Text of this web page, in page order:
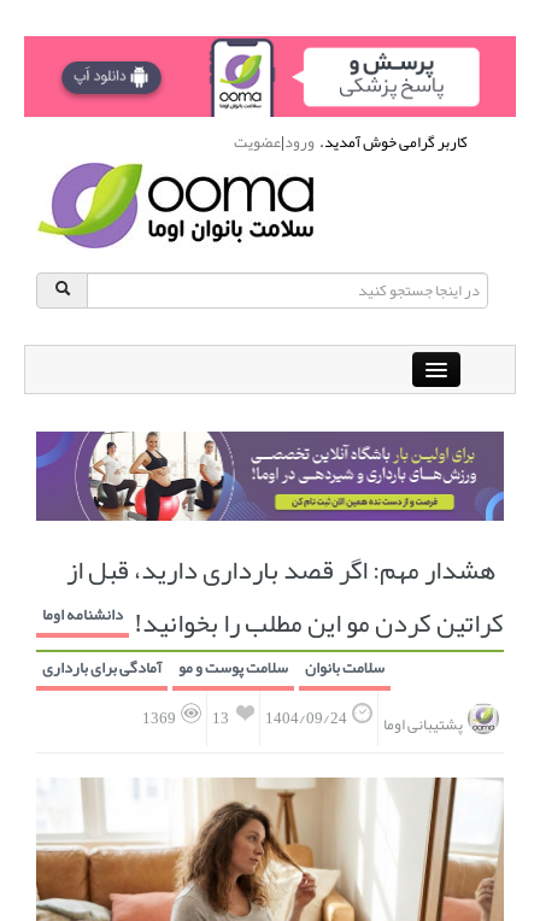
کاربر گرامی خوش آمدید.ورود|عضویت
باشگاه آنلاین ورزشی اوما
دانشنامه سلامت بانوان پرسش و پاسخ
انجمن متخصصین زنان و اوما انتخاب نام کودک
فهرست مواد غذایی اپلیکیشن بارداری و کودک اوما
هشدار مهم: اگر قصد بارداری دارید، قبل از
کراتین کردن مو این مطلب را بخوانید! دانشنامه اوما
سلامت بانوان سلامت پوست و مو آمادگی برای بارداری
1369
13 1404/09/24 پشتیبانی اوما